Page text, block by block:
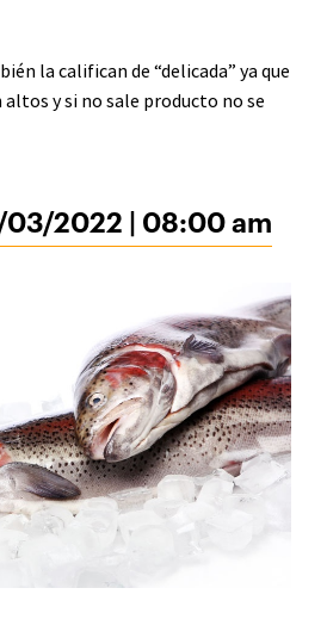
la califican de “delicada” ya que
y si no sale producto no se
03/2022 | 08:00 am